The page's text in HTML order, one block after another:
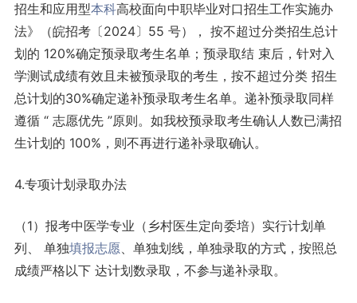
招生和应用型本科高校面向中职毕业对口招生工作实施办
法》（皖招考〔2024〕55 号）， 按不超过分类招生总计
划的 120%确定预录取考生名单；预录取结 束后，针对入
学测试成绩有效且未被预录取的考生，按不超过分类 招生
总计划的30%确定递补预录取考生名单。递补预录取同样
遵循 “ 志愿优先 ”原则。如我校预录取考生确认人数已满招
生计划的 100%，则不再进行递补录取确认。
4.专项计划录取办法
（1）报考中医学专业（乡村医生定向委培）实行计划单
列、 单独填报志愿、单独划线，单独录取的方式，按照总
成绩严格以下 达计划数录取，不参与递补录取。